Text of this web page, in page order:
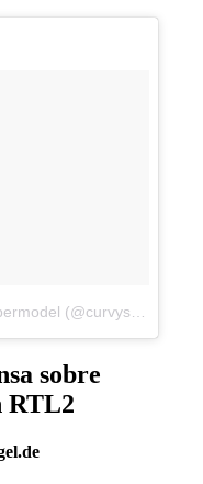
sobre
RTL2